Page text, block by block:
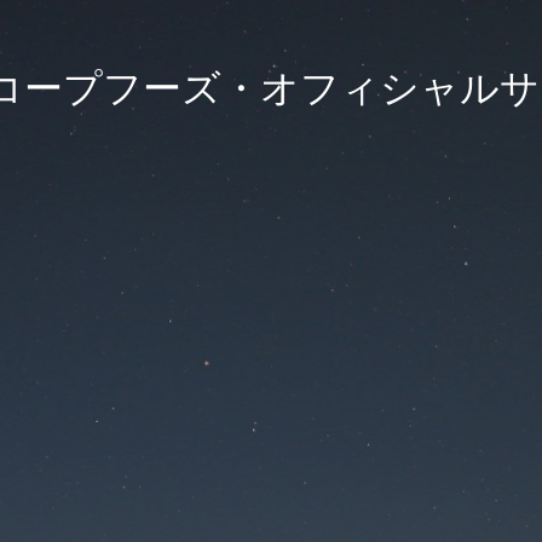
ープフーズ・オフィシャル